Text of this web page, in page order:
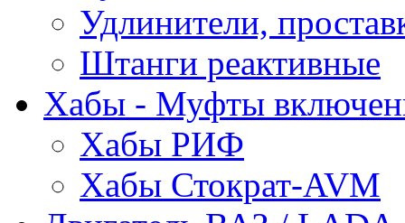
Удлинители,
Штанги реактивные
Хабы - Муфты
Хабы РИФ
Хабы Стократ-AVM